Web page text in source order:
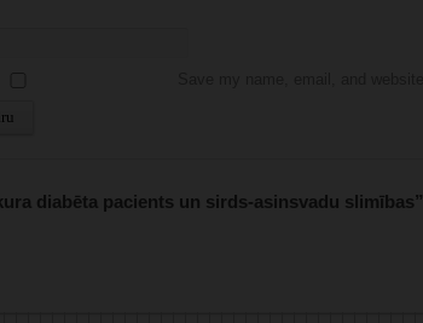
diabēta pacients un sirds-asinsvadu slimības”